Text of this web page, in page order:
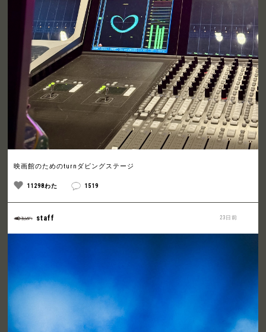
映画館のためのturnダビングステージ
11298わた 1519
23日前
staff